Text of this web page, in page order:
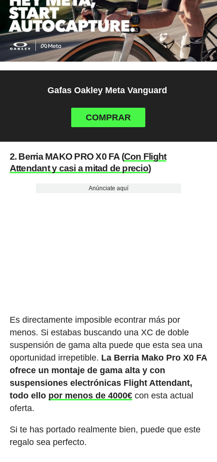
Gafas Oakley Meta Vanguard
COMPRAR
2. Berria MAKO PRO X0 FA (Con Flight
Attendant y casi a mitad de precio)
Anúnciate aquí
Es directamente imposible econtrar más por
menos. Si estabas buscando una XC de doble
suspensión de gama alta puede que esta sea una
oportunidad irrepetible. La Berria Mako Pro X0 FA
ofrece un montaje de gama alta y con
suspensiones electrónicas Flight Attendant,
todo ello por menos de 4000€ con esta actual
oferta.
Si te has portado realmente bien, puede que este
regalo sea perfecto.